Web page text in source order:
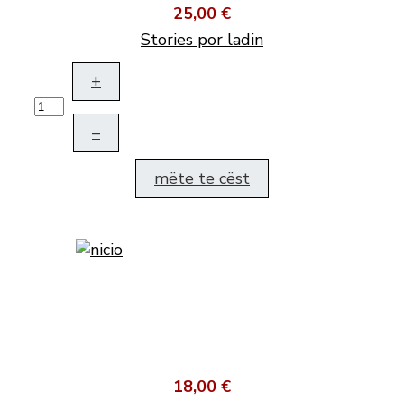
25,00 €
Stories por ladin
+
–
mëte te cëst
18,00 €